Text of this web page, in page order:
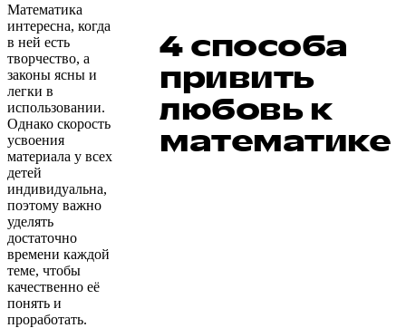
Математика
интересна, когда
в ней есть
творчество, а
законы ясны и
легки в
использовании.
Однако скорость
усвоения
материала у всех
детей
индивидуальна,
поэтому важно
уделять
достаточно
времени каждой
теме, чтобы
качественно её
понять и
проработать.
4 способа
привить
любовь к
математике